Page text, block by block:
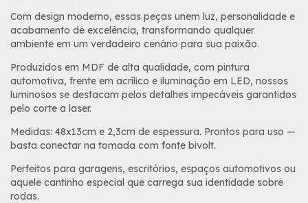
Com design moderno, essas peças unem luz, personalidade e
acabamento de excelência, transformando qualquer
ambiente em um verdadeiro cenário para sua paixão.
Produzidos em MDF de alta qualidade, com pintura
automotiva, frente em acrílico e iluminação em LED, nossos
luminosos se destacam pelos detalhes impecáveis garantidos
pelo corte a laser.
Medidas: 48x13cm e 2,3cm de espessura. Prontos para uso —
basta conectar na tomada com fonte bivolt.
Perfeitos para garagens, escritórios, espaços automotivos ou
aquele cantinho especial que carrega sua identidade sobre
rodas.